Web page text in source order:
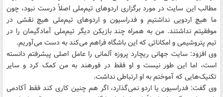
مطالب این سایت در مورد برگزاری اردوهای تیم‌ملی اصلاً درست نبود، چون
ما هیچ اردویی نداشتیم و فدراسیون و اردوهای تیم‌ملی هیچ نقشی در
موفقیتم نداشتند. من به همراه چند بازیکن دیگر تیم‌ملی آمادگیمان را در
تیم پتروشیمی و امکاناتی که این باشگاه فراهم می‌کند به دست می‌آوریم.
وی افزود: سایت جهانی ریچارد پروزه آلمانی را عامل اصلی پیشرفتم دانسته
است، اما این طور نیست و او فقط در فورهند به من کمک کرد و سایر
تکنیک‌هایی که آموختم به او ارتباطی نداشت.
وی گفت: فدراسیون یا اردو نمی‌گذارد، اگر هم چنین کاری کند فقط آکادمی